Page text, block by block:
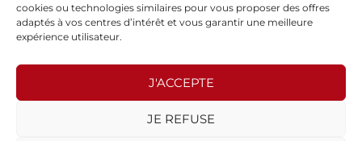
cookies ou technologies similaires pour vous proposer des offres
adaptés à vos centres d’intérêt et vous garantir une meilleure
expérience utilisateur.
J'ACCEPTE
JE REFUSE
Espace presse
Politique de confidentialité
SPORSORA